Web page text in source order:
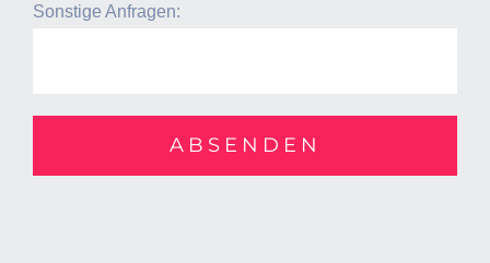
Sonstige Anfragen: